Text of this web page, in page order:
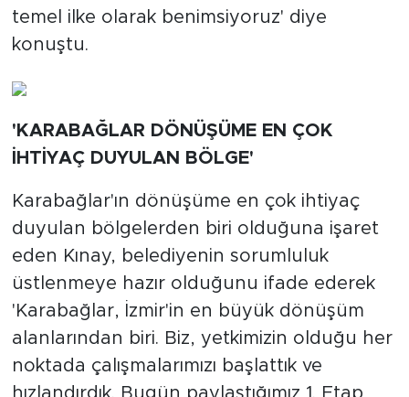
temel ilke olarak benimsiyoruz' diye
konuştu.
'KARABAĞLAR DÖNÜŞÜME EN ÇOK
İHTİYAÇ DUYULAN BÖLGE'
Karabağlar'ın dönüşüme en çok ihtiyaç
duyulan bölgelerden biri olduğuna işaret
eden Kınay, belediyenin sorumluluk
üstlenmeye hazır olduğunu ifade ederek
'Karabağlar, İzmir'in en büyük dönüşüm
alanlarından biri. Biz, yetkimizin olduğu her
noktada çalışmalarımızı başlattık ve
hızlandırdık. Bugün paylaştığımız 1. Etap